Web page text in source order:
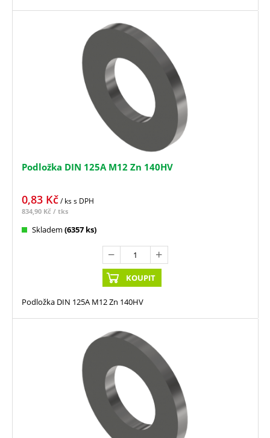
Podložka DIN 125A M12 Zn 140HV
0,83 Kč/ kss DPH
834,90 Kč / tks
Skladem (6357 ks)
KOUPIT
Podložka DIN 125A M12 Zn 140HV